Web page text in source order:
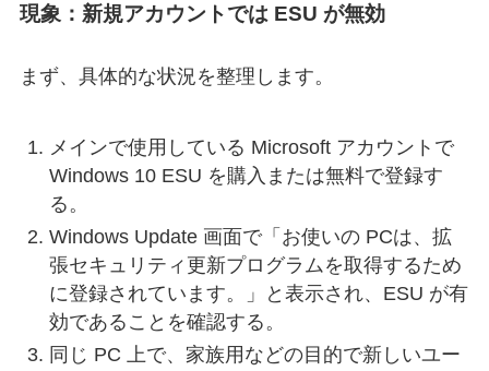
現象：新規アカウントでは ESU が無効
まず、具体的な状況を整理します。
メインで使用している Microsoft アカウントで
Windows 10 ESU を購入または無料で登録す
る。
Windows Update 画面で「お使いの PCは、拡
張セキュリティ更新プログラムを取得するため
に登録されています。」と表示され、ESU が有
効であることを確認する。
同じ PC 上で、家族用などの目的で新しいユー